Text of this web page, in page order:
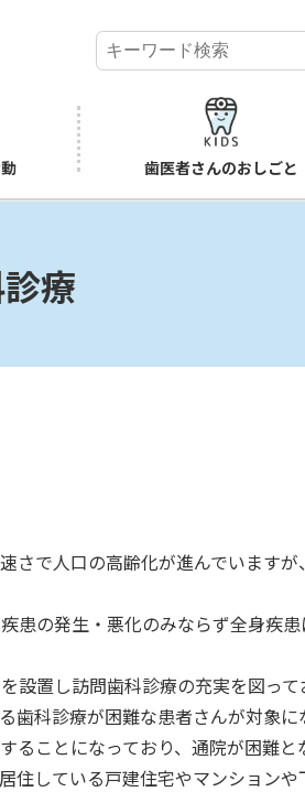
歯医者さんのおしごと
療
で人口の高齢化が進んでいます
患の発生・悪化のみならず全身疾
置し訪問歯科診療の充実を図って
科診療が困難な患者さんが対象に
ことになっており、通院が困難
している戸建住宅やマンションや